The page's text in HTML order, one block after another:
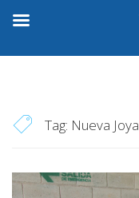
Tag: Nueva Joya